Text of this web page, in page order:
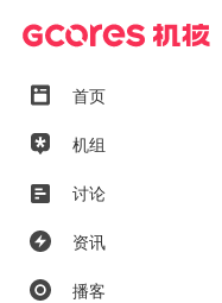
首页
机组
讨论
资讯
播客